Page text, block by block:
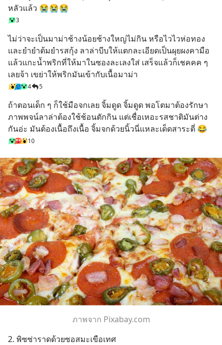
หลัวแล้ว 😭😭😭
3
ไม่ว่าจะเป็นมาม่าช้างน้อยช้างใหญ่ไม่กิน หรือไวไวห่อทอง
และยำยำต้มยำรสกุ้ง ลาล่าบีบให้แตกละเอียดเป็นผุยผงคามือ
แล้วแกะน้ำพริกที่ให้มาในซองละเลงใส่ เสร็จแล้วก็เชคคค ๆ
เลยจ้า เขย่าให้พริกมันเข้ากับเนื้อมาม่า
4 5
ถ้าตอนเด็ก ๆ ก็ใช้มือจกเลย จิ้มดูด จิ้มดูด พอโตมาต้องรักษา
ภาพพจน์ลาล่าต้องใช้ช้อนตักกิน แต่เชื่อเหอะรสชาติมันต่าง
กันอ่ะ มันต้องเนื้อถึงเนื้อ จิ้มจกด้วยนิ้วนี่แหละเด็ดสาระตี่ 😂
10
ภาพจาก Pixabay.com
2. พิซซ่าราดด้วยซอสมะเขือเทศ